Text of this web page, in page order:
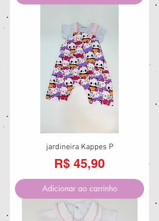
jardineira Kappes P
Preço
R$ 45,90
Adicionar ao carrinho